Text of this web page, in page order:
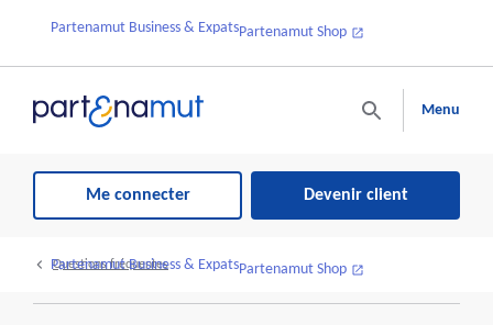
Partenamut Business & ExpatsPartenamut Shop
Menu
Me connecter Devenir client
Partenamut Business & ExpatsPartenamut Shop
Questions fréquentes